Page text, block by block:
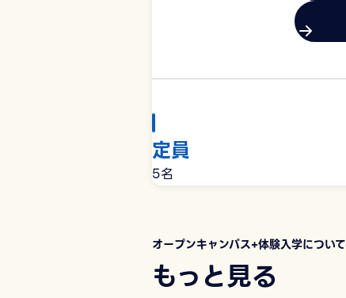
定員
5名
オープンキャンパス+体験入学について
もっと見る